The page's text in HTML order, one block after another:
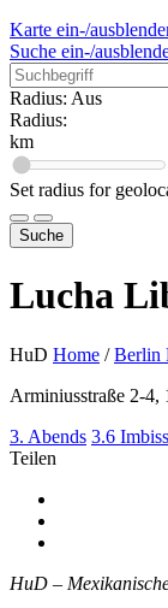
Karte ein-/
Suche ein-/
Radius: Aus
Radius:
km
Set radius for
Suche
Lucha
HuD Home / Berlin
Arminiusstraße 2-
3. Abends 3.6 Imbiss
Teilen
HuD –